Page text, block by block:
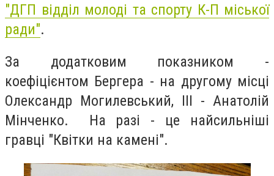
"ДГП відділ молоді та спорту К-П міської
ради".
За додатковим показником -
коефіцієнтом Бергера - на другому місці
Олександр Могилевський, ІІІ - Анатолій
Мінченко. На разі - це найсильніші
гравці "Квітки на камені".